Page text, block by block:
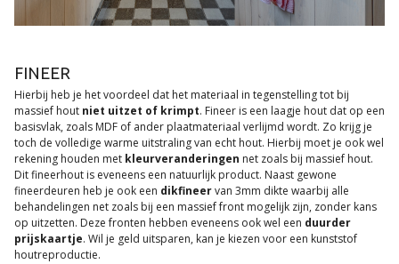
FINEER
Hierbij heb je het voordeel dat het materiaal in tegenstelling tot bij
massief hout niet uitzet of krimpt. Fineer is een laagje hout dat op een
basisvlak, zoals MDF of ander plaatmateriaal verlijmd wordt. Zo krijg je
toch de volledige warme uitstraling van echt hout. Hierbij moet je ook wel
rekening houden met kleurveranderingen net zoals bij massief hout.
Dit fineerhout is eveneens een natuurlijk product. Naast gewone
fineerdeuren heb je ook een dikfineervan 3mm dikte waarbij alle
behandelingen net zoals bij een massief front mogelijk zijn, zonder kans
op uitzetten. Deze fronten hebben eveneens ook wel een duurder
prijskaartje. Wil je geld uitsparen, kan je kiezen voor een kunststof
houtreproductie.